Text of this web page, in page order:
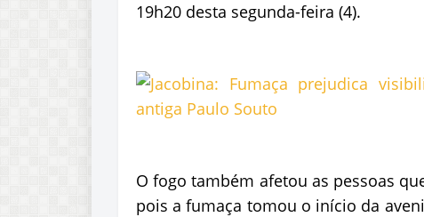
19h20 desta segunda-feira (4).
O fogo também afetou as pessoas
pois a fumaça tomou o início da